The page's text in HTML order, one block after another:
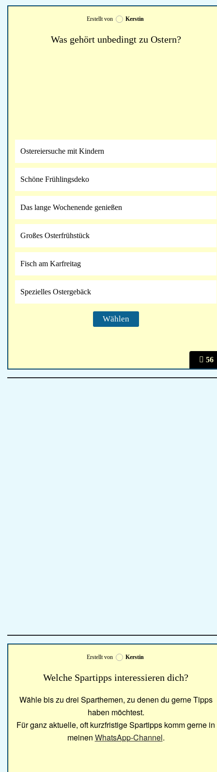
56
Erstellt von Kerstin
Was gehört unbedingt zu Ostern?
Ostereiersuche mit Kindern
Schöne Frühlingsdeko
Das lange Wochenende genießen
Großes Osterfrühstück
Fisch am Karfreitag
Spezielles Ostergebäck
Erstellt von Kerstin
Welche Spartipps interessieren dich?
Wähle bis zu drei Sparthemen, zu denen du gerne Tipps
haben möchtest.
Für ganz aktuelle, oft kurzfristige Spartipps komm gerne in
meinen WhatsApp-Channel.